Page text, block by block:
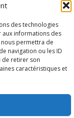
des technologies
aux informations des
permettra de
navigation ou les ID
de retirer son
caractéristiques et
(SAACE)